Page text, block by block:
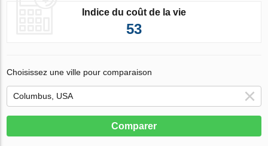
Indice du coût de la vie
53
Choisissez une ville pour comparaison
Comparer